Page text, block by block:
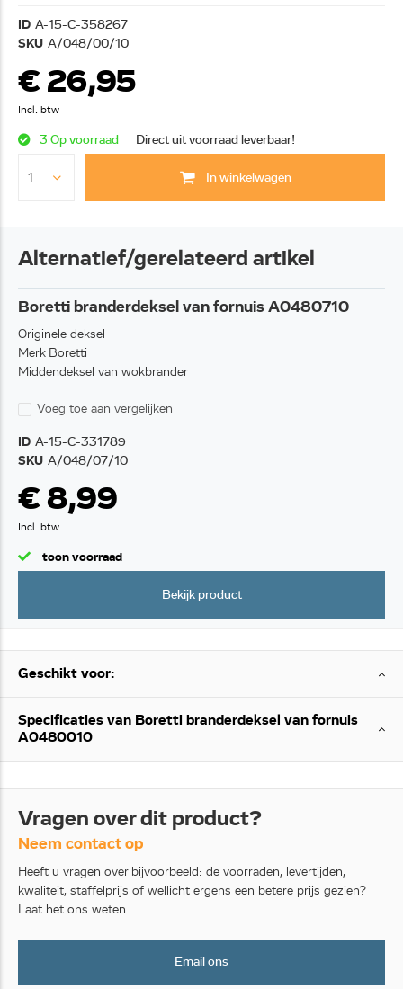
ID A-15-C-358267
SKU A/048/00/10
€ 26,95
Incl. btw
3 Op voorraad Direct uit voorraad leverbaar!
In winkelwagen
Alternatief/gerelateerd artikel
Boretti branderdeksel van fornuis A0480710
Originele deksel
Merk Boretti
Middendeksel van wokbrander
Voeg toe aan vergelijken
ID A-15-C-331789
SKU A/048/07/10
€ 8,99
Incl. btw
toon voorraad
Bekijk product
Geschikt voor:
Specificaties van Boretti branderdeksel van fornuis
A0480010
Vragen over dit product?
Neem contact op
Heeft u vragen over bijvoorbeeld: de voorraden, levertijden,
kwaliteit, staffelprijs of wellicht ergens een betere prijs gezien?
Laat het ons weten.
Email ons